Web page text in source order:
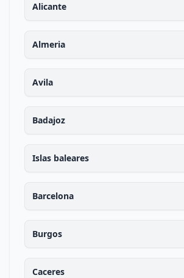
Alicante
Almeria
Avila
Badajoz
Islas baleares
Barcelona
Burgos
Caceres